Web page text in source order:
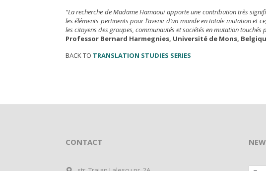
“La recherche de Madame Hamaoui apporte une contribution très
les éléments pertinents pour l’avenir d’un monde en totale mutation et
les citoyens des groupes, communautés et sociétés en mutation
Professor Bernard Harmegnies, Université de Mons,
BACK TO TRANSLATION STUDIES SERIES
CONTACT